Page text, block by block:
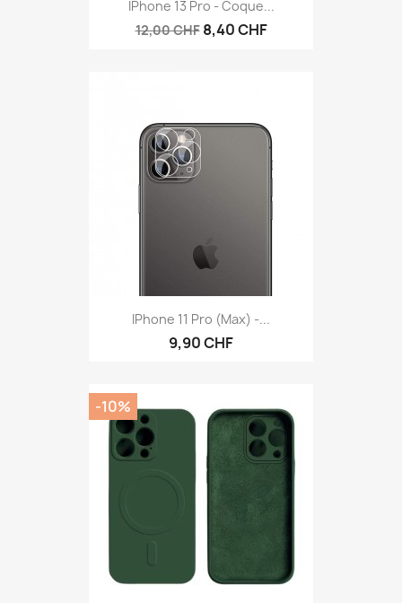
IPhone 13 Pro - Coque...
12,00 CHF 8,40 CHF
IPhone 11 Pro (max) -...
9,90 CHF
-10%